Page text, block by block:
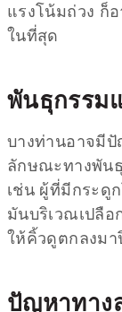
แรงโน้มถ่วง ก็
ในที่สุด
พันธุกรรม
บางท่านอาจมี
ลักษณะทางพัน
เช่น ผู้ที่มีกระดู
มันบริเวณเปลือ
ให้คิ้วดูตกลงมา
ปัญหาทาง